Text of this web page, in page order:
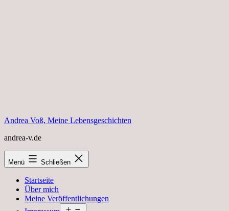
Andrea Voß, Meine Lebensgeschichten
andrea-v.de
Menü Schließen
Startseite
Über mich
Meine Veröffentlichungen